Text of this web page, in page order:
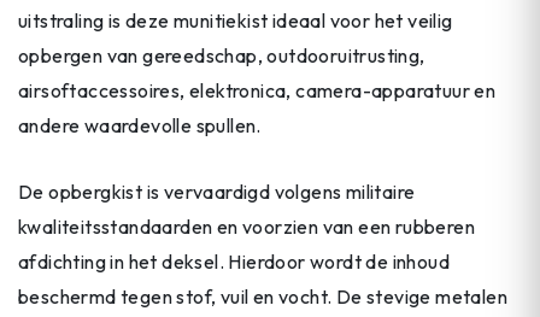
uitstraling is deze munitiekist ideaal voor het veilig
opbergen van gereedschap, outdooruitrusting,
airsoftaccessoires, elektronica, camera-apparatuur en
andere waardevolle spullen.
De opbergkist is vervaardigd volgens militaire
kwaliteitsstandaarden en voorzien van een rubberen
afdichting in het deksel. Hierdoor wordt de inhoud
beschermd tegen stof, vuil en vocht. De stevige metalen